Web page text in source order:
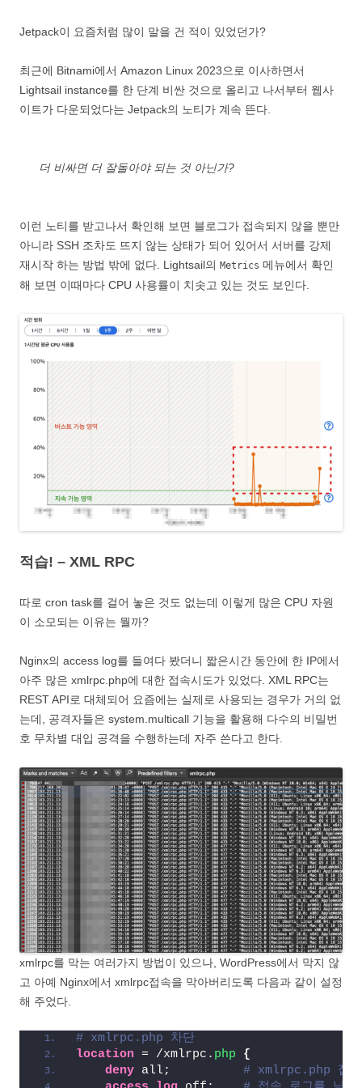
Jetpack이 요즘처럼 많이 말을 건 적이 있었던가?
최근에 Bitnami에서 Amazon Linux 2023으로 이사하면서
Lightsail instance를 한 단계 비싼 것으로 올리고 나서부터 웹사
이트가 다운되었다는 Jetpack의 노티가 계속 뜬다.
더 비싸면 더 잘돌아야 되는 것 아닌가?
이런 노티를 받고나서 확인해 보면 블로그가 접속되지 않을 뿐만
아니라 SSH 조차도 뜨지 않는 상태가 되어 있어서 서버를 강제
재시작 하는 방법 밖에 없다. Lightsail의 Metrics 메뉴에서 확인
해 보면 이때마다 CPU 사용률이 치솟고 있는 것도 보인다.
적습! – XML RPC
따로 cron task를 걸어 놓은 것도 없는데 이렇게 많은 CPU 자원
이 소모되는 이유는 뭘까?
Nginx의 access log를 들여다 봤더니 짧은시간 동안에 한 IP에서
아주 많은 xmlrpc.php에 대한 접속시도가 있었다. XML RPC는
REST API로 대체되어 요즘에는 실제로 사용되는 경우가 거의 없
는데, 공격자들은 system.multicall 기능을 활용해 다수의 비밀번
호 무차별 대입 공격을 수행하는데 자주 쓴다고 한다.
xmlrpc를 막는 여러가지 방법이 있으나, WordPress에서 막지 않
고 아예 Nginx에서 xmlrpc접속을 막아버리도록 다음과 같이 설정
해 주었다.
# xmlrpc.php 차단
location = /xmlrpc. php
{
deny all; # xmlrpc.php 접속